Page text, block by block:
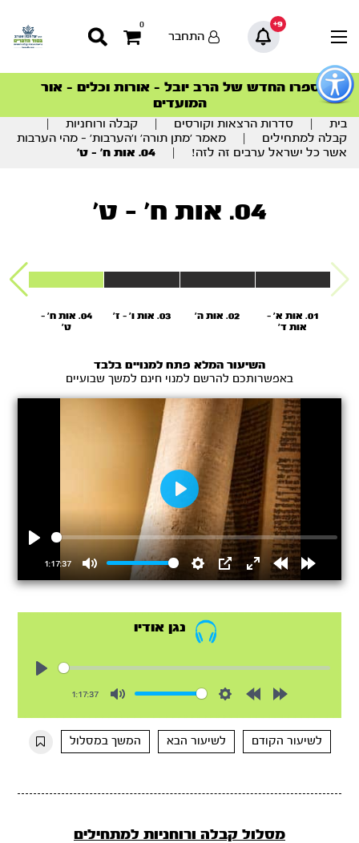
כפתור
לפתיחת
תפריט
9+
0
התחבר
סדרות הפודקאסטים
הסדרה המובילה החודש – דרך המלך
ספרו החדש של הרב יובל – אורות וכלים – אור
המועדים
הצטרפו למהפכת הבריאות הטבעית >
סדרות הפודקאסטים
הסדרה המובילה החודש – דרך המלך
תוכן
מרכזי
בית סדרות הרצאות וקורסים קבלה ורוחניות
קבלה למתחילים
מאמר ’מתן תורה’ ו’הערבות’ – מהי הערבות
אשר כל ישראל ערבים זה לזה!
04. אות ח’ – ט’
04. אות ח' - ט'
01. אות א' -
אות ד'
02. אות ה' 03. אות ו' - ז'
04. אות ח' -
ט'
השיעור המלא פתח למנויים בלבד
באפשרותכם להרשם למנוי חינם למשך שבועיים
1:17:37
Mute Settings
PIP
EnterRewindForward
Play
נגן אודיו
1:17:37
10s
10s
לשיעור הקודם
לשיעור הבא המשך במסלול
מסלול קבלה ורוחניות למתחילים